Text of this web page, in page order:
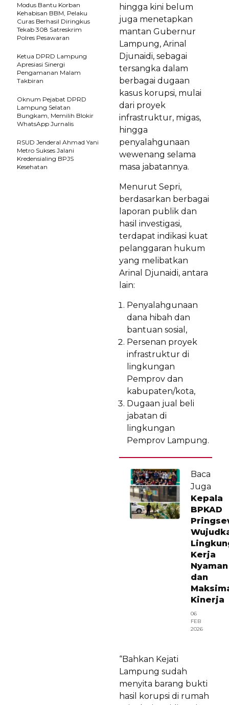
hingga kini belum
juga menetapkan
mantan Gubernur
Lampung, Arinal
Djunaidi, sebagai
tersangka dalam
berbagai dugaan
kasus korupsi, mulai
dari proyek
infrastruktur, migas,
hingga
penyalahgunaan
wewenang selama
masa jabatannya.
Menurut Sepri,
berdasarkan berbagai
laporan publik dan
hasil investigasi,
terdapat indikasi kuat
pelanggaran hukum
yang melibatkan
Arinal Djunaidi, antara
lain:
Penyalahgunaan
dana hibah dan
bantuan sosial,
Persenan proyek
infrastruktur di
lingkungan
Pemprov dan
kabupaten/kota,
Dugaan jual beli
jabatan di
lingkungan
Pemprov Lampung.
Baca
Juga
Kepala
BPKAD
Kerja
Nyaman
dan
Kinerja
06
FEB
2026
“Bahkan Kejati
Lampung sudah
menyita barang bukti
hasil korupsi di rumah
Modus Bantu Korban
Kehabisan BBM, Pelaku
Curas Berhasil Diringkus
Tekab 308 Satreskrim
Polres Pesawaran
Ketua DPRD Lampung
Apresiasi Sinergi
Pengamanan Malam
Takbiran
Oknum Pejabat DPRD
Lampung Selatan
Bungkam, Memilih Blokir
WhatsApp Jurnalis
RSUD Jenderal Ahmad Yani
Metro Sukses Jalani
Kredensialing BPJS
Kesehatan